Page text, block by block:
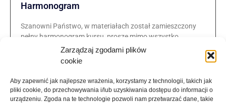
Zarządzaj zgodami plików
cookie
Aby zapewnić jak najlepsze wrażenia, korzystamy z technologii, takich jak
pliki cookie, do przechowywania i/lub uzyskiwania dostępu do informacji o
urządzeniu. Zgoda na te technologie pozwoli nam przetwarzać dane, takie
Harmonogram
Szanowni Państwo, w materiałach został zamieszczony
pełny harmonogram kursu, proszę mimo wszystko
obserwować harmonogramy poszczególnych zjazdów w
folderach (w razie zmian).
Learn more